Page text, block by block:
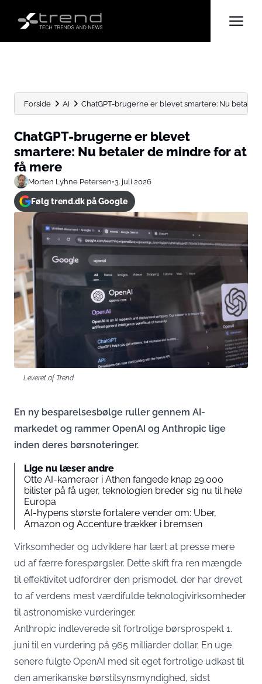
Forside AI ChatGPT-brugerne er blevet smartere: Nu betaler
ChatGPT-brugerne er blevet
smartere: Nu betaler de mindre for at
få mere
Morten Lyhne Petersen•3. juli 2026
Følg trend.dk på Google
Leveret af Trend
En ny besparelsesbølge ruller gennem AI-
markedet og rammer OpenAI og Anthropic lige
inden deres børsnoteringer.
Lige nu læser andre
Otte AI-kameraer i Athen fangede knap 29.000
bilister på få uger, teknologien breder sig nu til hele
Europa
AI-hypens største fortalere vender om: Uber,
Amazon og Accenture trækker i bremsen
Virksomheder og udviklere har lært at presse mere
ud af færre forespørgsler. Dette skift fra ren mængde
til effektivitet udfordrer den prismodel, der har drevet
to af verdens mest værdifulde teknologivirksomheder
til astronomiske vurderinger.
Anthropic indleverede sit fortrolige børsprospekt 1.
juni til en vurdering på 965 milliarder dollar. En uge
senere fulgte OpenAI med sit eget fortrolige udkast til
den amerikanske børstilsynsmyndighed, sidst